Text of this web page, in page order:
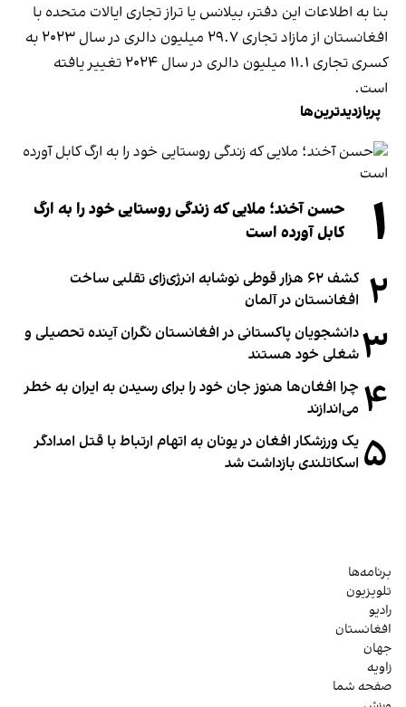
بنا به اطلاعات این دفتر، بیلانس یا تراز تجاری ایالات متحده با
افغانستان از مازاد تجاری ۲۹.۷ میلیون دالری در سال ۲۰۲۳ به
کسری تجاری ۱۱.۱ میلیون دالری در سال ۲۰۲۴ تغییر یافته
است.
پربازدیدترین‌ها
۱
حسن آخند؛ ملایی که زندگی روستایی خود را به ارگ
کابل آورده است
۲
کشف ۶۲ هزار قوطی نوشابه انرژی‌زای تقلبی ساخت
افغانستان در آلمان
۳دانشجویان پاکستانی در افغانستان نگران آینده تحصیلی و
شغلی خود هستند
۴ چرا افغان‌ها هنوز جان خود را برای رسیدن به ایران به خطر
می‌اندازند
۵ یک ورزشکار افغان در یونان به اتهام ارتباط با قتل امدادگر
اسکاتلندی بازداشت شد
برنامه‌ها
تلویزیون
رادیو
افغانستان
جهان
زاویه
صفحه شما